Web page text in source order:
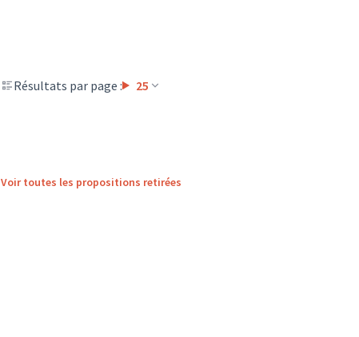
Résultats par page : 25
Voir toutes les propositions retirées